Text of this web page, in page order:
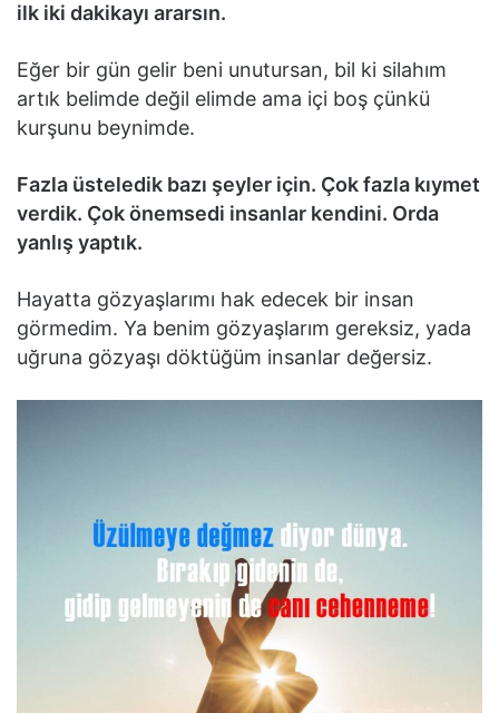
ilk iki dakikayı ararsın.
Eğer bir gün gelir beni unutursan, bil ki silahım
artık belimde değil elimde ama içi boş çünkü
kurşunu beynimde.
Fazla üsteledik bazı şeyler için. Çok fazla kıymet
verdik. Çok önemsedi insanlar kendini. Orda
yanlış yaptık.
Hayatta gözyaşlarımı hak edecek bir insan
görmedim. Ya benim gözyaşlarım gereksiz, yada
uğruna gözyaşı döktüğüm insanlar değersiz.